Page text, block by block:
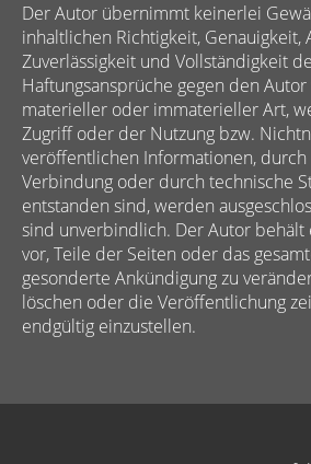
Der Autor übernimmt keinerlei
inhaltlichen Richtigkeit, Genauigkeit,
Zuverlässigkeit und Vollständigkeit
Haftungsansprüche gegen den
materieller oder immaterieller Art,
Zugriff oder der Nutzung bzw.
veröffentlichen Informationen,
Verbindung oder durch technische
entstanden sind, werden
sind unverbindlich. Der Autor behält
vor, Teile der Seiten oder das
gesonderte Ankündigung zu
löschen oder die Veröffentlichung
endgültig einzustellen.